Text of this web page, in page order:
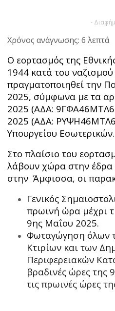
-
Χρόνος ανάγνωσης: 6 λεπτά
Ο εορτασμός της
1944 κατά του
πραγματοποιηθεί την
2025, σύμφωνα με τα
2025 (ΑΔΑ:
2025 (ΑΔΑ:
Υπουργείου Εσωτερικών.
Στο πλαίσιο του
λάβουν χώρα στην έδρα
στην Άμφισσα, οι
Γενικός
πρωινή ώρα μέχρι
9ης Μαΐου 2025.
Φωταγώγηση όλων
Κτιρίων και των
Περιφερειακών
βραδινές ώρες της
τις πρωινές ώρες